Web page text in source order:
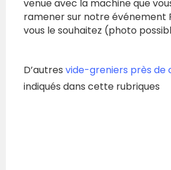
venue avec la machine que
ramener sur notre événement
vous le souhaitez (photo
D’autres vide-greniers près de
indiqués dans cette rubriques